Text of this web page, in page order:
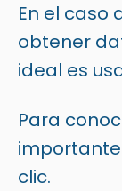
En el caso
obtener
ideal es
Para
clic.